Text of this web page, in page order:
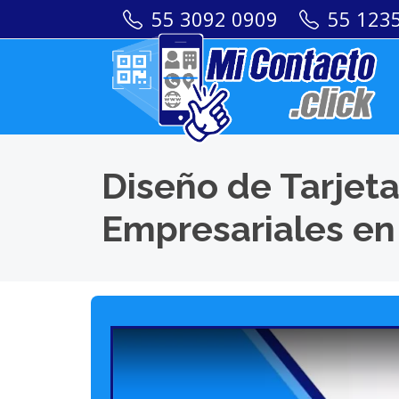
55 3092 0909 55
Diseño de
Empresariales